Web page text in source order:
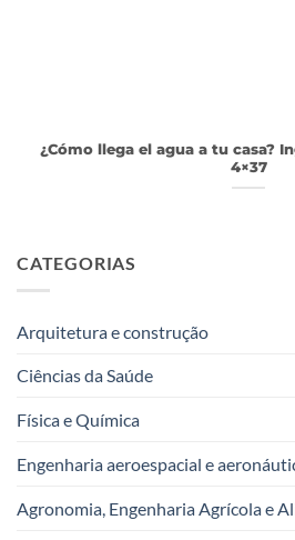
¿Cómo llega el agua a tu casa?
4×37
CATEGORIAS
Arquitetura e construção
Ciências da Saúde
Física e Química
Engenharia aeroespacial e
Agronomia, Engenharia Agrícola e